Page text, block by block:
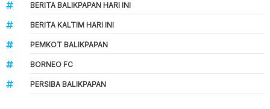
BERITA BALIKPAPAN HARI INI
BERITA KALTIM HARI INI
PEMKOT BALIKPAPAN
BORNEO FC
PERSIBA BALIKPAPAN